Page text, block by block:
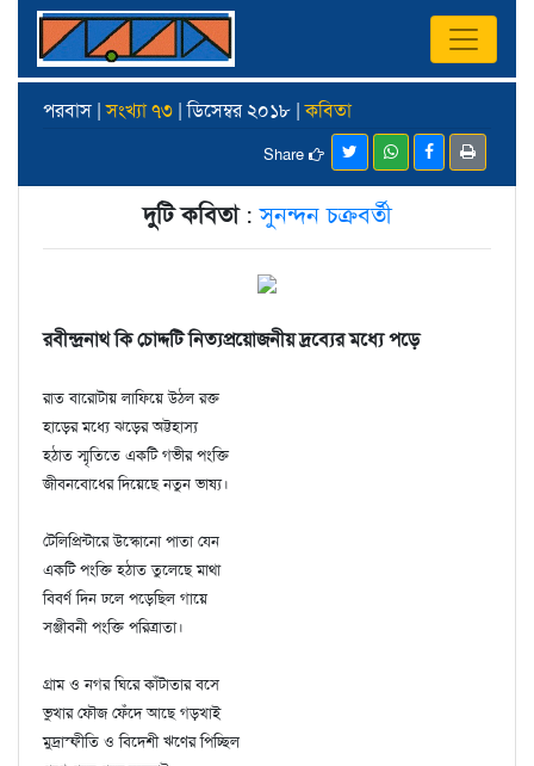
পরবাস |সংখ্যা ৭৩ | ডিসেম্বর ২০১৮ |কবিতা
Share
দুটি কবিতা:সুনন্দন চক্রবর্তী
রবীন্দ্রনাথ কি চোদ্দটি নিত্যপ্রয়োজনীয় দ্রব্যের মধ্যে পড়ে
রাত বারোটায় লাফিয়ে উঠল রক্ত
হাড়ের মধ্যে ঝড়ের অট্টহাস্য
হঠাত স্মৃতিতে একটি গভীর পংক্তি
জীবনবোধের দিয়েছে নতুন ভাষ্য।
টেলিপ্রিন্টারে উস্কোনো পাতা যেন
একটি পংক্তি হঠাত তুলেছে মাথা
বিবর্ণ দিন ঢলে পড়েছিল গায়ে
সঞ্জীবনী পংক্তি পরিত্রাতা।
গ্রাম ও নগর ঘিরে কাঁটাতার বসে
ভুখার ফৌজ ফেঁদে আছে গড়খাই
মুদ্রাস্ফীতি ও বিদেশী ঋণের পিচ্ছিল